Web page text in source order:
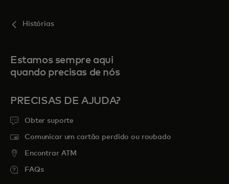
Histórias
Estamos sempre aqui
quando precisas de nós
PRECISAS DE AJUDA?
Obter suporte
Comunicar um cartão perdido ou roubado
Encontrar ATM
FAQs